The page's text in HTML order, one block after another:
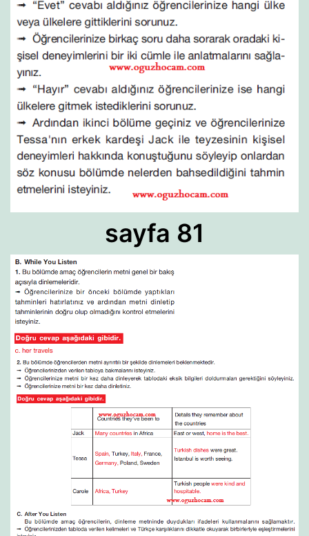
sayfa 81